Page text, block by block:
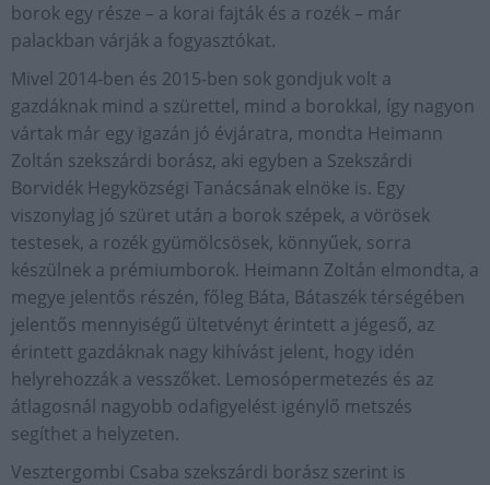
borok egy része – a korai fajták és a rozék – már
palackban várják a fogyasztókat.
Mivel 2014-ben és 2015-ben sok gondjuk volt a
gazdáknak mind a szürettel, mind a borokkal, így nagyon
vártak már egy igazán jó évjáratra, mondta Heimann
Zoltán szekszárdi borász, aki egyben a Szekszárdi
Borvidék Hegyközségi Tanácsának elnöke is. Egy
viszonylag jó szüret után a borok szépek, a vörösek
testesek, a rozék gyümölcsösek, könnyűek, sorra
készülnek a prémiumborok. Hei­mann Zoltán elmondta, a
megye jelentős részén, főleg Báta, Bátaszék térségében
jelentős mennyiségű ültetvényt érintett a jégeső, az
érintett gazdáknak nagy kihívást jelent, hogy idén
helyrehozzák a vesszőket. Lemosópermetezés és az
átlagosnál nagyobb odafigyelést igénylő metszés
segíthet a helyzeten.
Vesztergombi Csaba szekszárdi borász szerint is